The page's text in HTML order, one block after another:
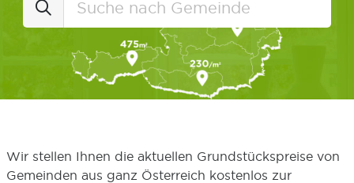
Wir stellen Ihnen die aktuellen Grundstückspreise von
Gemeinden aus ganz Österreich kostenlos zur